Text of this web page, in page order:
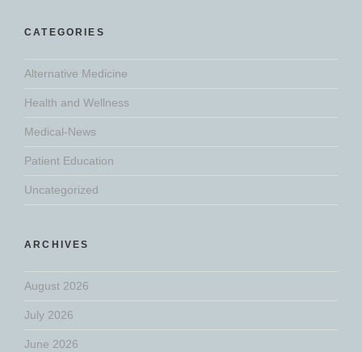
CATEGORIES
Alternative Medicine
Health and Wellness
Medical-News
Patient Education
Uncategorized
ARCHIVES
August 2026
July 2026
June 2026